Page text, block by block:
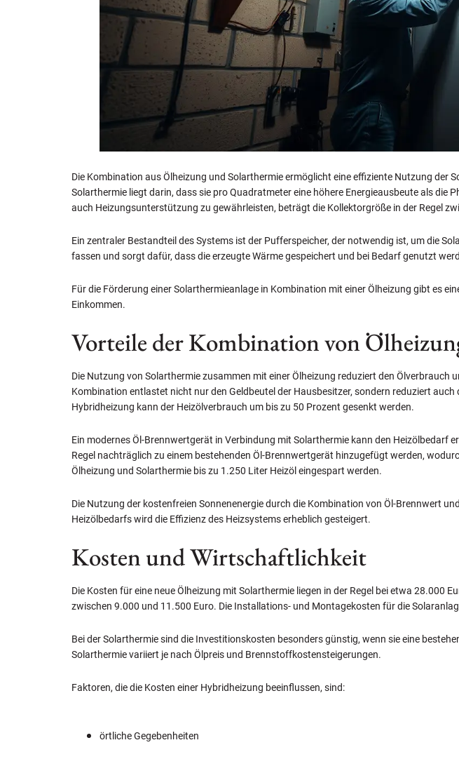
Die Kombination aus Ölheizung und Solarthermie ermöglicht eine effiziente Nutzung
Solarthermie liegt darin, dass sie pro Quadratmeter eine höhere Energieausbeute als
auch Heizungsunterstützung zu gewährleisten, beträgt die Kollektorgröße in der Regel
Ein zentraler Bestandteil des Systems ist der Pufferspeicher, der notwendig ist, um die
fassen und sorgt dafür, dass die erzeugte Wärme gespeichert und bei Bedarf genutzt
Für die Förderung einer Solarthermieanlage in Kombination mit einer Ölheizung gibt es
Einkommen.
Vorteile der Kombination von
Die Nutzung von Solarthermie zusammen mit einer Ölheizung reduziert den
Kombination entlastet nicht nur den Geldbeutel der Hausbesitzer, sondern reduziert
Hybridheizung kann der Heizölverbrauch um bis zu 50 Prozent gesenkt werden.
Ein modernes Öl-Brennwertgerät in Verbindung mit Solarthermie kann den Heizölbedarf
Regel nachträglich zu einem bestehenden Öl-Brennwertgerät hinzugefügt werden,
Ölheizung und Solarthermie bis zu 1.250 Liter Heizöl eingespart werden.
Die Nutzung der kostenfreien Sonnenenergie durch die Kombination von Öl-Brennwert
Heizölbedarfs wird die Effizienz des Heizsystems erheblich gesteigert.
Kosten und Wirtschaftlichkeit
Die Kosten für eine neue Ölheizung mit Solarthermie liegen in der Regel bei etwa 28.000
zwischen 9.000 und 11.500 Euro. Die Installations- und Montagekosten für die
Bei der Solarthermie sind die Investitionskosten besonders günstig, wenn sie eine
Solarthermie variiert je nach Ölpreis und Brennstoffkostensteigerungen.
Faktoren, die die Kosten einer Hybridheizung beeinflussen, sind:
örtliche Gegebenheiten